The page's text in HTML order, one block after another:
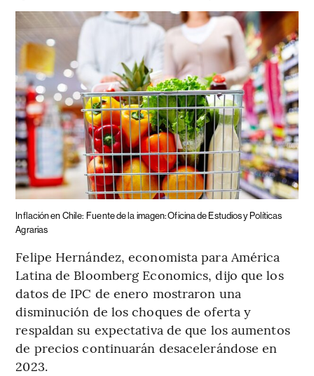
Inflación en Chile: Fuente de la imagen: Oficina de Estudios y Políticas
Agrarias
Felipe Hernández, economista para América
Latina de Bloomberg Economics, dijo que los
datos de IPC de enero mostraron una
disminución de los choques de oferta y
respaldan su expectativa de que los aumentos
de precios continuarán desacelerándose en
2023.